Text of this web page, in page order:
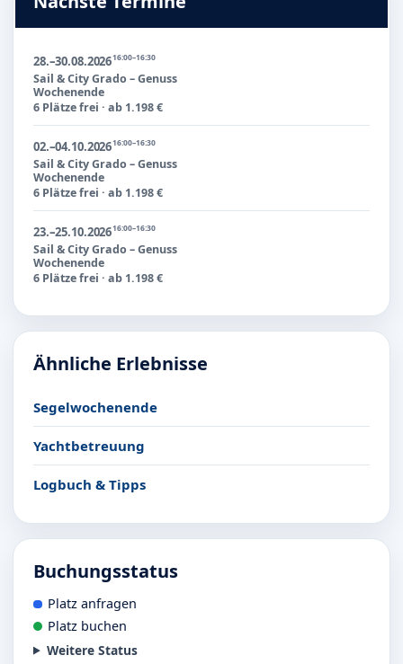
28.–30.08.202616:00–16:30
Sail & City Grado – Genuss
Wochenende
6 Plätze frei · ab 1.198 €
02.–04.10.202616:00–16:30
Sail & City Grado – Genuss
Wochenende
6 Plätze frei · ab 1.198 €
23.–25.10.202616:00–16:30
Sail & City Grado – Genuss
Wochenende
6 Plätze frei · ab 1.198 €
Ähnliche Erlebnisse
Segelwochenende
Yachtbetreuung
Logbuch & Tipps
Buchungsstatus
Platz anfragen
Platz buchen
Weitere Status